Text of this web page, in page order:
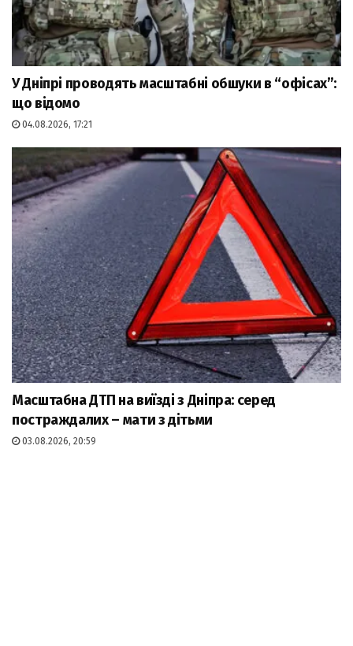
У Дніпрі проводять масштабні обшуки в “офісах”:
що відомо
04.08.2026, 17:21
Масштабна ДТП на виїзді з Дніпра: серед
постраждалих – мати з дітьми
03.08.2026, 20:59